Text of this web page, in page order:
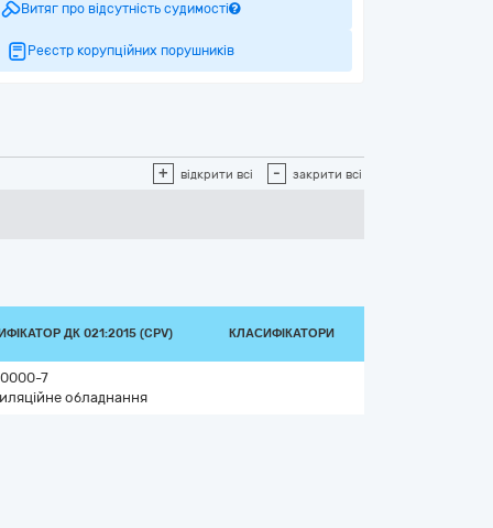
Витяг про відсутність судимості
Реєстр корупційних порушників
+ відкрити всі - закрити всі
ДК 021:2015 (CPV) КЛАСИФІКАТОРИ
7
обладнання